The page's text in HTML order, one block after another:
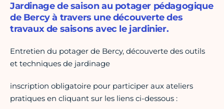
Jardinage de saison au potager pédagogique
de Bercy à travers une découverte des
travaux de saisons avec le jardinier.
Entretien du potager de Bercy, découverte des outils
et techniques de jardinage
inscription obligatoire pour participer aux ateliers
pratiques en cliquant sur les liens ci-dessous :